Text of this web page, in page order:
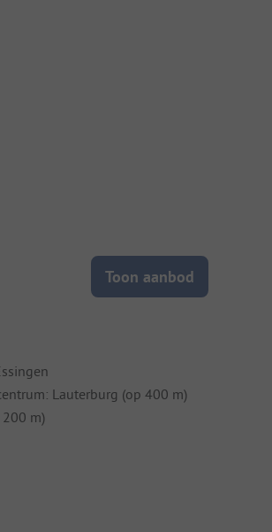
Toon aanbod
Lauterburg (op 400 m)
m)